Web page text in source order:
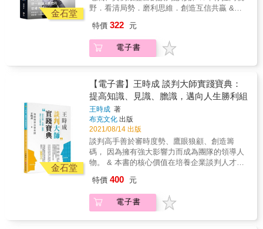
被宰。」生活是一連串的談判：不論是買車、
加薪、購屋、重談租金，或是與另一半商量事
情，本書將協助你創造成功協商。
恢復理智與平衡。控制自己的行為、恢復理智
將自己抽離當下的情境與情緒，從宏觀的視角
觀察現在的局勢。如此一來就能讓自己冷靜，
並專注在如何達成目標。準備好最佳替代方
衡後，你也要讓對方冷靜。你必須化解他的負
面情緒，消除他的防備、恐懼、懷疑和敵意。
傾聽對方，理解對方，卸下對方的戒備，創造
有利談判的氣氛。 & ◎第三步：不要拒絕，改
變遊戲規則 當你創造了有利的談判氣氛後，你
需要避免再次衝突。讓對方專注在滿足雙方的
利益，並且尋找達成雙方目標的方法。你必須
改變遊戲規則，突破築起的高牆、轉移攻擊，
然後破解對方詭計。 & ◎第四步：不要施壓，
搭建一座金橋 當你讓對方放下戒心，專注於進
引導他讓雙方達成具體的協議。你要在你們的
利益之間，橫跨鴻溝，打造一座橋樑，並引導
對方過橋。你要保住對方的顏面，並讓成果看
不斷受邀在各公民營企業主講談判課程。他將
多年的研究，以及在各界教學、交流的經驗，
正統理論為內容骨幹，將中國傳統兵學化為血
肉，拆解談判發生的條件與組成元素，並提供
豐富實例。從外交到兩岸、到商業、到勞資，
則，增加國際視野，提升戰略位置，獲得洞悉
情勢的談判智慧。 & 從精采實例中帶出戰術，
讓你迅速貫通，真正學到談判的精髓： & ‧為什
麼欠對方一份情，反而有助雙方關係？ ‧有哪種
個性的人是不適合參加談判的？ ‧當你居於弱
勢，該出什麼「妙招」才能讓強者讓步? ‧為什
麼刻意引爆衝突，反而能成為談判的切入點？ ‧
為什麼超級房仲每次接到委託案，都要對方先
問題」變成「大家的問題」，化解僵局？ ‧會吵
的小孩有糖吃，但要抓準時機。這和北韓藉由
擁核創造籌碼，有何相通之處？ ‧川普時代的財
政部長穆努欽，如何代表自認天下最會談判的
總統，和民主黨打交道？ & ●談判無處不在 不
金石堂
野．看清局勢．磨利思維．創造互信共贏 &
做大， 使所有的衝突都像和風細雨一樣，輕鬆
解決。』──劉必榮 & 找工作、談薪資、商業合
作、人際衝突、看懂國際情勢&hellip;&hellip;
談判的殿堂， 貫通理論與實務，成為遊刃有餘
的談判高手！ & 談判不只是技巧，它也是一種
思維方式，更是一種「贏者不全贏、輸者不全
輸」的素養。談判不只是用來殺價或買賣，更
多的時候，它在幫我們建立關係、解決衝突，
為事情找到最佳解方。學習談判，就是學習雙
贏的做法。 & 劉必榮教授專研談判理論，並致
力於談判觀念與談判藝術的推廣。30餘年來，
不斷受邀在各公民營企業主講談判課程。他將
多年的研究，以及在各界教學、交流的經驗，
正統理論為內容骨幹，將中國傳統兵學化為血
肉，拆解談判發生的條件與組成元素，並提供
豐富實例。從外交到兩岸、到商業、到勞資，
特價 322 元
電子書
金石堂
【電子書】王時成 談判大師實踐寶典：
提高知識、見識、膽識，邁向人生勝利組
王時成 著
布克文化 出版
2021/08/14 出版
談判高手善於審時度勢、鷹眼狼顧、創造籌
碼， 因為擁有強大影響力而成為團隊的領導人
物。 & 本書的核心價值在培養企業談判人才，
力：【談判力】。 & 海峽兩岸企管名師 &王時
成 &畢生所學 傾囊相授 & & 政治、商務、職
場、社會、家族、夫妻、親子、朋友、採購、
特價 400 元
電子書